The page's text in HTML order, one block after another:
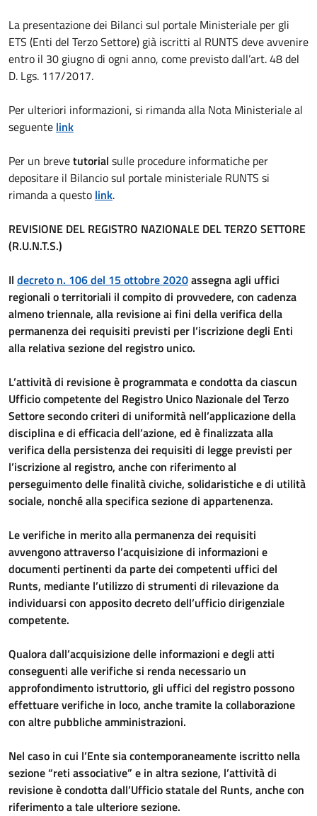
La presentazione dei Bilanci sul portale Ministeriale per gli
ETS (Enti del Terzo Settore) già iscritti al RUNTS deve avvenire
entro il 30 giugno di ogni anno, come previsto dall’art. 48 del
D. Lgs. 117/2017.
Per ulteriori informazioni, si rimanda alla Nota Ministeriale al
seguente link
Per un brevetutorial sulle procedure informatiche per
depositare il Bilancio sul portale ministeriale RUNTS si
rimanda a questo link.
REVISIONE DEL REGISTRO NAZIONALE DEL TERZO SETTORE
(R.U.N.T.S.)
Il decreto n. 106 del 15 ottobre 2020assegna agli uffici
regionali o territoriali il compito di provvedere, con cadenza
almeno triennale, alla revisione ai fini della verifica della
permanenza dei requisiti previsti per l’iscrizione degli Enti
alla relativa sezione del registro unico.
L’attività di revisione è programmata e condotta da ciascun
Ufficio competente del Registro Unico Nazionale del Terzo
Settore secondo criteri di uniformità nell’applicazione della
disciplina e di efficacia dell’azione, ed è finalizzata alla
verifica della persistenza dei requisiti di legge previsti per
l’iscrizione al registro, anche con riferimento al
perseguimento delle finalità civiche, solidaristiche e di utilità
sociale, nonché alla specifica sezione di appartenenza.
Le verifiche in merito alla permanenza dei requisiti
avvengono attraverso l’acquisizione di informazioni e
documenti pertinenti da parte dei competenti uffici del
Runts, mediante l’utilizzo di strumenti di rilevazione da
individuarsi con apposito decreto dell’ufficio dirigenziale
competente.
Qualora dall’acquisizione delle informazioni e degli atti
conseguenti alle verifiche si renda necessario un
approfondimento istruttorio, gli uffici del registro possono
effettuare verifiche in loco, anche tramite la collaborazione
con altre pubbliche amministrazioni.
Nel caso in cui l’Ente sia contemporaneamente iscritto nella
sezione “reti associative” e in altra sezione, l’attività di
revisione è condotta dall’Ufficio statale del Runts, anche con
riferimento a tale ulteriore sezione.